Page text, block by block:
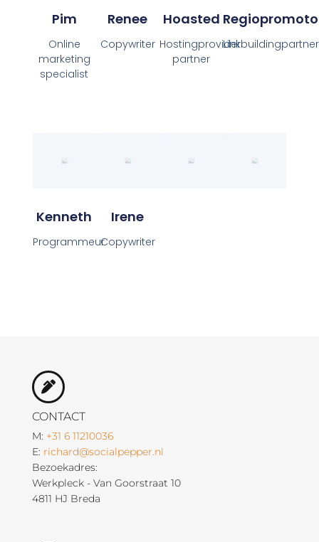
Pim
Online
marketing
specialist
Renee
Copywriter
Hoasted
Hostingprovider
partner
Linkbuildingpartner
Kenneth
Programmeur
Irene
Copywriter
CONTACT
M: +31 6 11210036
E: richard@socialpepper.nl
Bezoekadres:
Werkpleck - Van Goorstraat 10
4811 HJ Breda